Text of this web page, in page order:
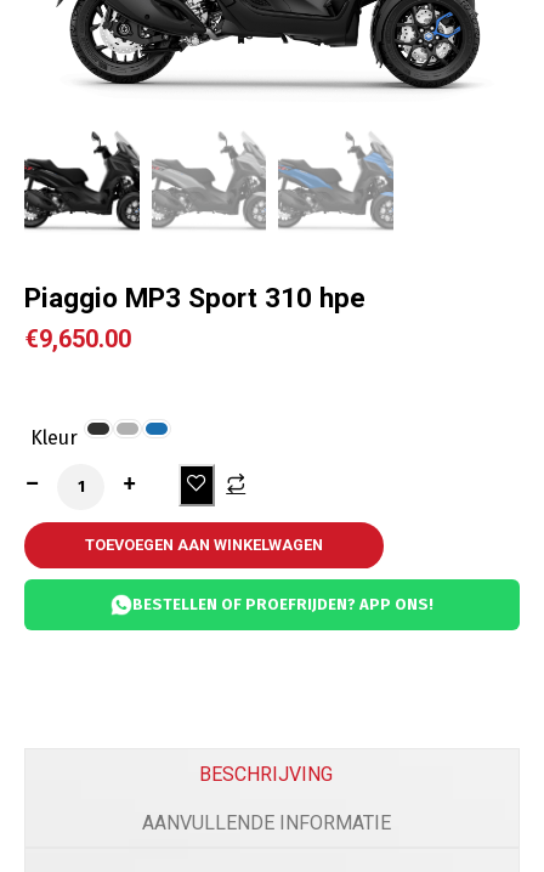
Piaggio MP3 Sport 310 hpe
€9,650.00
Kleur
TOEVOEGEN AAN WINKELWAGEN
BESTELLEN OF PROEFRIJDEN? APP ONS!
BESCHRIJVING
AANVULLENDE INFORMATIE